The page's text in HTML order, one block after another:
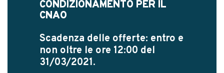
CONDIZIONAMENTO PER IL
CNAO
Scadenza delle offerte: entro e
non oltre le ore 12:00 del
31/03/2021.